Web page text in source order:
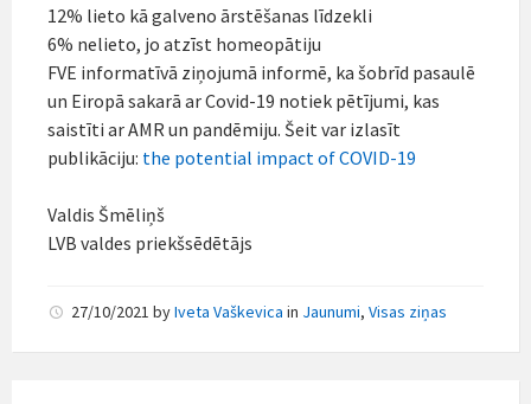
12% lieto kā galveno ārstēšanas līdzekli
6% nelieto, jo atzīst homeopātiju
FVE informatīvā ziņojumā informē, ka šobrīd pasaulē
un Eiropā sakarā ar Covid-19 notiek pētījumi, kas
saistīti ar AMR un pandēmiju. Šeit var izlasīt
publikāciju: the potential impact of COVID-19
Valdis Šmēliņš
LVB valdes priekšsēdētājs
27/10/2021 byIveta Vaškevica in Jaunumi, Visas ziņas